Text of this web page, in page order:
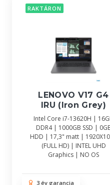
RAKTÁRON
LENOVO V17 G4
IRU (Iron Grey)
Intel Core i7-13620H |
DDR4 | 1000GB SSD |
HDD | 17,3" matt |
(FULL HD) | INTEL UHD
Graphics | NO OS
3 év garancia